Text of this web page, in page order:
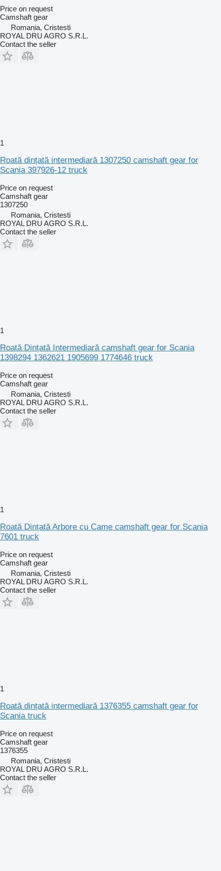
Price on request
Camshaft gear
Romania, Cristesti
ROYAL DRU AGRO S.R.L.
Contact the seller
1
Roată dințată intermediară 1307250 camshaft gear for
Scania 397926-12 truck
Price on request
Camshaft gear
1307250
Romania, Cristesti
ROYAL DRU AGRO S.R.L.
Contact the seller
1
Roată Dințată Intermediară camshaft gear for Scania
1398294 1362621 1905699 1774646 truck
Price on request
Camshaft gear
Romania, Cristesti
ROYAL DRU AGRO S.R.L.
Contact the seller
1
Roată Dințată Arbore cu Came camshaft gear for Scania
7601 truck
Price on request
Camshaft gear
Romania, Cristesti
ROYAL DRU AGRO S.R.L.
Contact the seller
1
Roată dințată intermediară 1376355 camshaft gear for
Scania truck
Price on request
Camshaft gear
1376355
Romania, Cristesti
ROYAL DRU AGRO S.R.L.
Contact the seller